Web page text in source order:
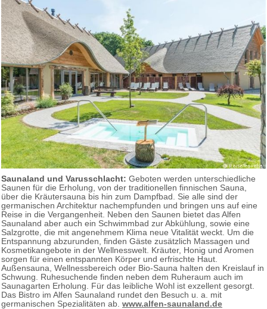
Saunaland und Varusschlacht: Geboten werden unterschiedliche
Saunen für die Erholung, von der traditionellen finnischen Sauna,
über die Kräutersauna bis hin zum Dampfbad. Sie alle sind der
germanischen Architektur nachempfunden und bringen uns auf eine
Reise in die Vergangenheit. Neben den Saunen bietet das Alfen
Saunaland aber auch ein Schwimmbad zur Abkühlung, sowie eine
Salzgrotte, die mit angenehmem Klima neue Vitalität weckt. Um die
Entspannung abzurunden, finden Gäste zusätzlich Massagen und
Kosmetikangebote in der Wellnesswelt. Kräuter, Honig und Aromen
sorgen für einen entspannten Körper und erfrischte Haut.
Außensauna, Wellnessbereich oder Bio-Sauna halten den Kreislauf in
Schwung. Ruhesuchende finden neben dem Ruheraum auch im
Saunagarten Erholung. Für das leibliche Wohl ist exzellent gesorgt.
Das Bistro im Alfen Saunaland rundet den Besuch u. a. mit
germanischen Spezialitäten ab. www.alfen‐saunaland.de